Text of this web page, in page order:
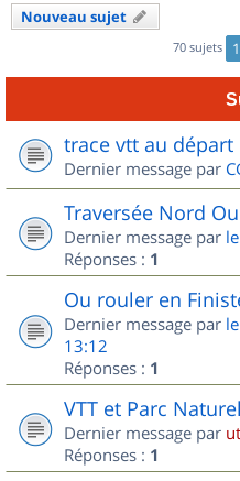
Nouveau sujet
70 sujets 1
trace vtt au
Dernier message par
Traversée Nord
Dernier message par
Réponses : 1
Ou rouler en
Dernier message par
13:12
Réponses : 1
VTT et Parc
Dernier message par
Réponses : 1